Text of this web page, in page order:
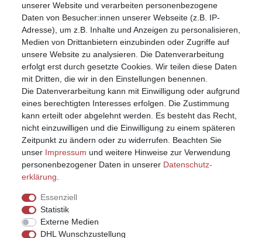
Registrieren
Anmelden (Login)
Warenkorb
unserer Website und verarbeiten personenbezogene
Daten von Besucher:innen unserer Webseite (z.B. IP-
Adresse), um z.B. Inhalte und Anzeigen zu personalisieren,
Medien von Drittanbietern einzubinden oder Zugriffe auf
unsere Website zu analysieren. Die Datenverarbeitung
erfolgt erst durch gesetzte Cookies. Wir teilen diese Daten
mit Dritten, die wir in den Einstellungen benennen.
Die Datenverarbeitung kann mit Einwilligung oder aufgrund
eines berechtigten Interesses erfolgen. Die Zustimmung
kann erteilt oder abgelehnt werden. Es besteht das Recht,
nicht einzuwilligen und die Einwilligung zu einem späteren
Zeitpunkt zu ändern oder zu widerrufen. Beachten Sie
unser Impressum und weitere Hinweise zur Verwendung
personenbezogener Daten in unserer Daten­schutz­
erklärung
Essenziell
Statistik
Externe Medien
DHL Wunschzustellung